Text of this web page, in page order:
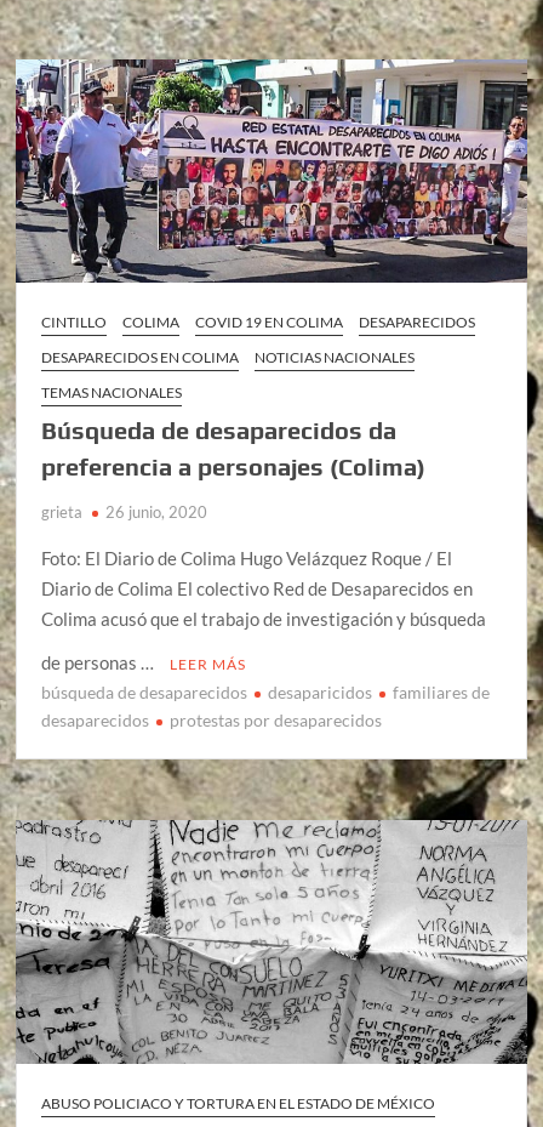
CINTILLO COLIMA COVID 19 EN COLIMA
DESAPARECIDOS
DESAPARECIDOS EN COLIMA
NOTICIAS NACIONALES
TEMAS NACIONALES
Búsqueda de desaparecidos da
preferencia a personajes (Colima)
grieta 26 junio, 2020
Foto: El Diario de Colima Hugo Velázquez Roque / El
Diario de Colima El colectivo Red de Desaparecidos en
Colima acusó que el trabajo de investigación y búsqueda
de personas …
LEER MÁS
búsqueda de desaparecidos desaparicidos
familiares de
desaparecidos
protestas por desaparecidos
ABUSO POLICIACO Y TORTURA EN EL ESTADO DE MÉXICO